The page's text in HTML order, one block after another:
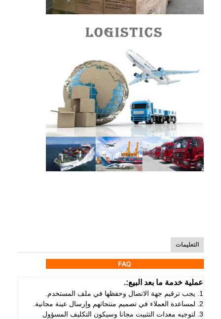
التعليمات
عملية خدمة ما بعد البيع:.
1. يجب ترقيم جهة الاتصال وحفظها في ملف المستخدم.
2. لمساعدة العملاء في تصميم منتجاتهم وإرسال عينة مجانية.
3. لتوجيه معدات التثبيت مجانا وسيكون التكليف المسؤول